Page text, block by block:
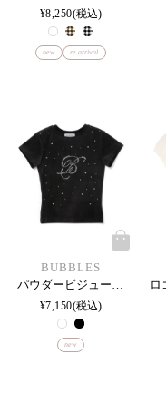
¥8,250 税込
new re arrival
BUBBLES
パウダービジューTEE
¥7,150 税込
new